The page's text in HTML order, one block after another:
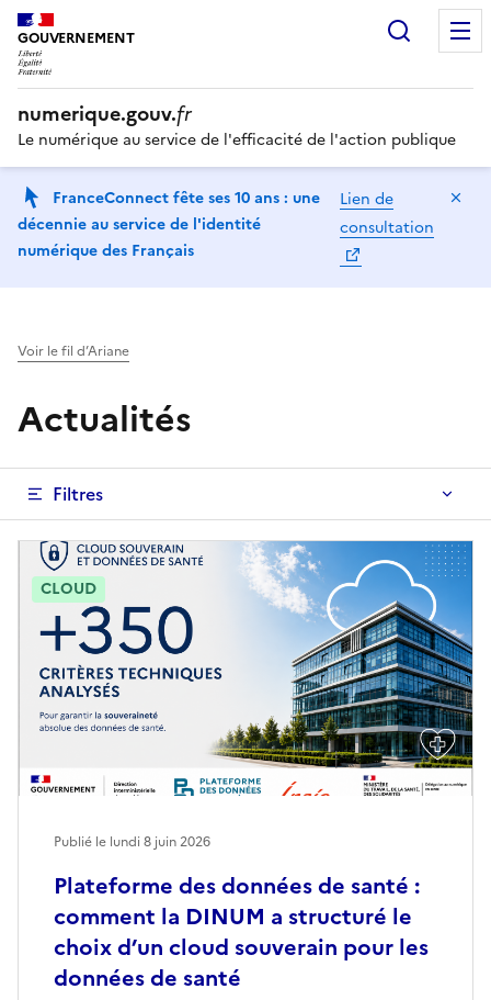
GOUVERNEMENT
numerique.gouv.fr
Le numérique au service de l'efficacité de l'action publique
FranceConnect fête ses 10 ans : une
décennie au service de l'identité
numérique des Français
Lien de
consultation
Voir le fil d’Ariane
Actualités
Filtres
Plateforme des données de santé :
comment la DINUM a structuré le
choix d’un cloud souverain pour les
données de santé
Publié le lundi 8 juin 2026
CLOUD